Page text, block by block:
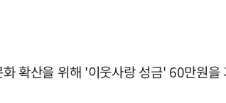
확산을 위해 '이웃사랑 성금' 60만원